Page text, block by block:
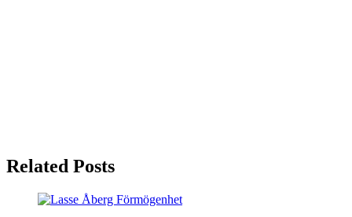
Related Posts